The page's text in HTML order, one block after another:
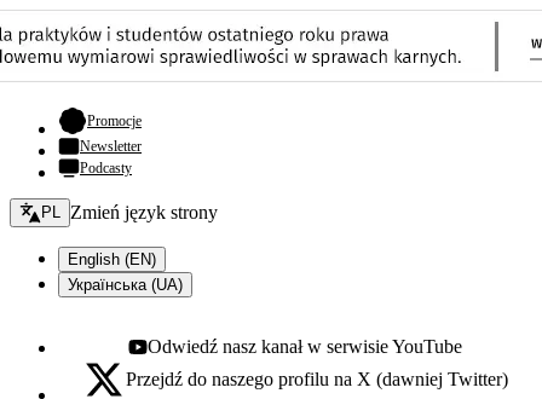
Promocje- otwiera się w nowej karcie
Newsletter
Podcasty
Zmień język - bieżący:
PL Zmień język strony
English (EN)
Українська (UA)
Youtube - otwiera się w nowej karcie
Odwiedź nasz kanał w serwisie YouTube
X - otwiera się w nowej karcie
Przejdź do naszego profilu na X (dawniej Twitter)